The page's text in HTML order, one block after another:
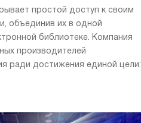
простой доступ к своим
объединив их в одной
библиотеке. Компания
производителей
ради достижения единой цели: